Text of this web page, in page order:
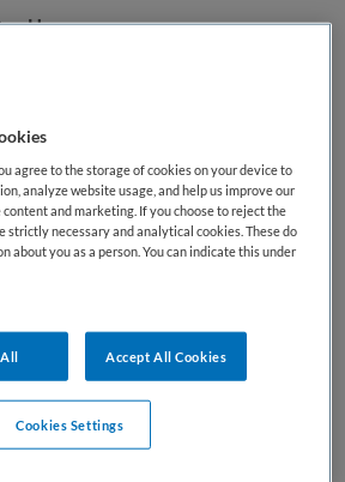
Haag
FUNCTIE
Overige beroepen
AANSTELLING
Parttime
agree to the storage of cookies on your device to
analyze website usage, and help us improve our
and marketing. If you choose to reject the
strictly necessary and analytical cookies. These do
about you as a person. You can indicate this under
Accept All Cookies
Cookies Settings